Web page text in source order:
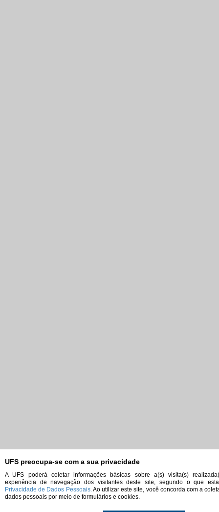
UFS preocupa-se com a sua privacidade
A UFS poderá coletar informações básicas sobre a(s) visita(s)
experiência de navegação dos visitantes deste site, segundo o que
Privacidade de Dados Pessoais.Ao utilizar este site, você concorda com a
dados pessoais por meio de formulários e cookies.